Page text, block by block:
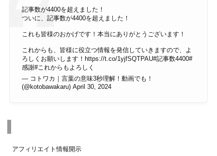
記事数が4400を超えました！
ついに、記事数が4400を超えました！
これも皆様のおかげです！本当にありがとうございます！
これからも、皆様に役立つ情報を発信していきますので、よ
ろしくお願いします！ https://t.co/1yjfSQTPAU#記事数4400#
感謝#これからもよろしく
— コトワカ｜言葉の意味3秒理解！動画でも！
(@kotobawakaru) April 30, 2024
アフィリエイト情報開示